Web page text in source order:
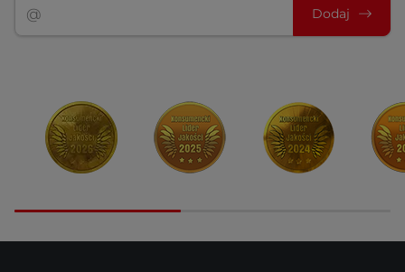
Dodaj